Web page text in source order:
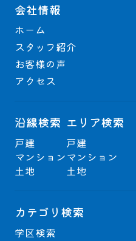
会社情報
ホーム
スタッフ紹介
お客様の声
アクセス
沿線検索
戸建
マンション
土地
エリア検索
戸建
マンション
土地
カテゴリ検索
学区検索